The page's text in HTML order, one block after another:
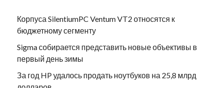
Корпуса SilentiumPC Ventum VT2 относятся к
бюджетному сегменту
Sigma собирается представить новые объективы в
первый день зимы
За год HP удалось продать ноутбуков на 25,8 млрд